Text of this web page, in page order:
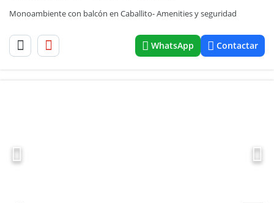
Monoambiente con balcón en Caballito- Amenities y seguridad
WhatsApp Contactar